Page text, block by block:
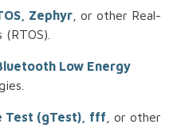
Zephyr , or other Real-
Low Energy
Test (gTest), fff , or other